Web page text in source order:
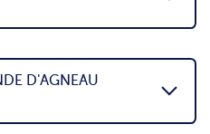
D'AGNEAU